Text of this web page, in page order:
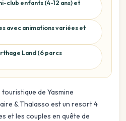
club enfants (4-12 ans) et
avec animations variées et
Land (6 parcs
de Yasmine
& Thalasso est un resort 4
et les couples en quête de